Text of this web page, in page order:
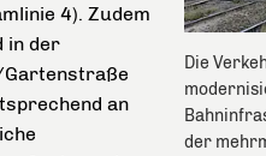
Die
der
4). Zudem
in der
an